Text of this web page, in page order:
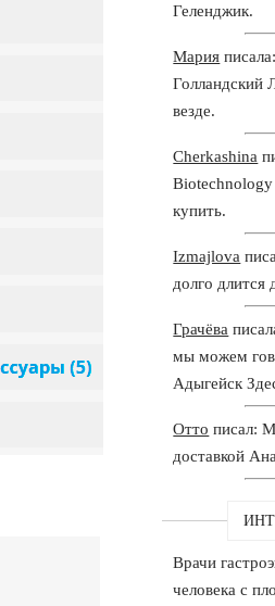
Геленджик.
Мария
Голландский
везде.
Cherkashina
купить.
Izmajlova
долго длится
Грачёва
мы можем
Адыгейск
Отто писал:
доставкой
Врачи
человека с